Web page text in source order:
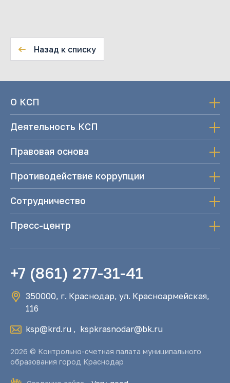
Назад к списку
О КСП
Деятельность КСП
Правовая основа
Противодействие коррупции
Сотрудничество
Пресс-центр
+7 (861) 277-31-41
350000, г. Краснодар, ул. Красноармейская,
116
ksp@krd.ru , kspkrasnodar@bk.ru
2026 © Контрольно-счетная палата муниципального
образования город Краснодар